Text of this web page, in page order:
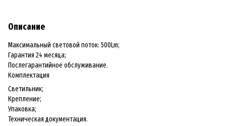
Описание
Максимальный световой поток: 500Lm;
Гарантия 24 месяца;
Послегарантийное обслуживание.
Комплектация
Светильник;
Крепление;
Упаковка;
Техническая документация.